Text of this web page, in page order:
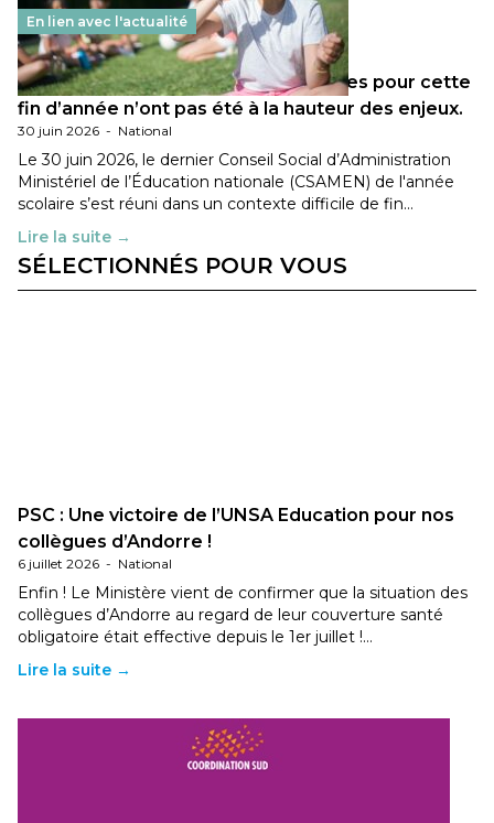
En lien avec l'actualité
Les décisions ministérielles attendues pour cette
fin d’année n’ont pas été à la hauteur des enjeux.
30 juin 2026 - National
Le 30 juin 2026, le dernier Conseil Social d’Administration
Ministériel de l’Éducation nationale (CSAMEN) de l'année
scolaire s’est réuni dans un contexte difficile de fin…
Lire la suite →
SÉLECTIONNÉS POUR VOUS
PSC : Une victoire de l’UNSA Education pour nos
collègues d’Andorre !
6 juillet 2026 - National
Enfin ! Le Ministère vient de confirmer que la situation des
collègues d’Andorre au regard de leur couverture santé
obligatoire était effective depuis le 1er juillet !…
Lire la suite →